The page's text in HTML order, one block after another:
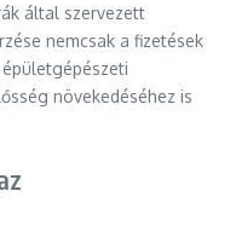
által szervezett
nemcsak a fizetések
növekedéséhez is